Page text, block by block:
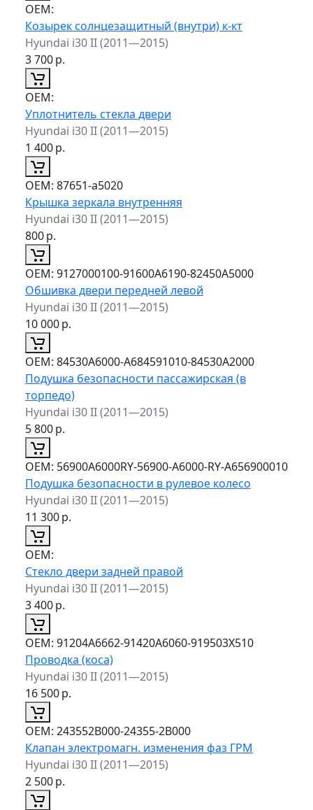
ОЕМ:
Козырек солнцезащитный (внутри) к-кт
Hyundai i30 II (2011—2015)
3 700р.
ОЕМ:
Уплотнитель стекла двери
Hyundai i30 II (2011—2015)
1 400р.
ОЕМ: 87651-a5020
Крышка зеркала внутренняя
Hyundai i30 II (2011—2015)
800р.
ОЕМ: 9127000100-91600A6190-82450A5000
Обшивка двери передней левой
Hyundai i30 II (2011—2015)
10 000р.
ОЕМ: 84530A6000-A684591010-84530A2000
Подушка безопасности пассажирская (в
торпедо)
Hyundai i30 II (2011—2015)
5 800р.
ОЕМ: 56900A6000RY-56900-A6000-RY-A656900010
Подушка безопасности в рулевое колесо
Hyundai i30 II (2011—2015)
11 300р.
ОЕМ:
Стекло двери задней правой
Hyundai i30 II (2011—2015)
3 400р.
ОЕМ: 91204A6662-91420A6060-919503X510
Проводка (коса)
Hyundai i30 II (2011—2015)
16 500р.
ОЕМ: 243552B000-24355-2B000
Клапан электромагн. изменения фаз ГРМ
Hyundai i30 II (2011—2015)
2 500р.